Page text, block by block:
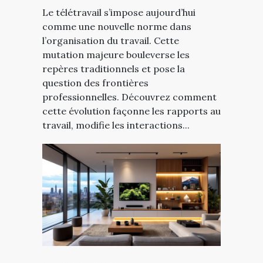
Le télétravail s’impose aujourd’hui
comme une nouvelle norme dans
l’organisation du travail. Cette
mutation majeure bouleverse les
repères traditionnels et pose la
question des frontières
professionnelles. Découvrez comment
cette évolution façonne les rapports au
travail, modifie les interactions...